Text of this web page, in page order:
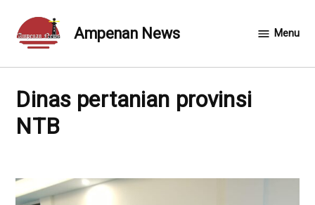
content
Ampenan News Menu
Dinas pertanian provinsi
NTB